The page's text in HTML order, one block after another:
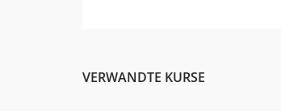
VERWANDTE KURSE